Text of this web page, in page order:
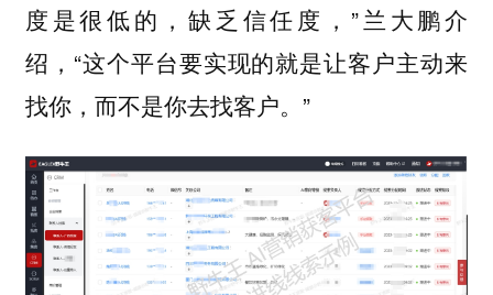
度是很低的，缺乏信任度，”兰大鹏介
绍，“这个平台要实现的就是让客户主动来
找你，而不是你去找客户。 ”